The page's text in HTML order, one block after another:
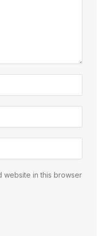
website in this browser